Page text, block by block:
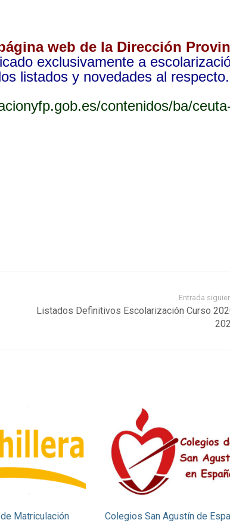
web de la Dirección
exclusivamente a
listados y novedades al respecto.
contenidos/ba/
Entrada
Listados Definitivos Escolarización Curso
Matriculación
Colegios San Agustín de